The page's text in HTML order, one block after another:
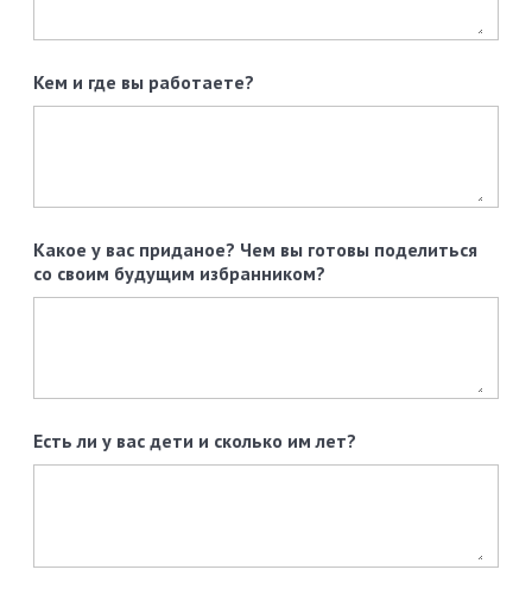
Кем и где вы работаете?
Какое у вас приданое? Чем вы готовы поделиться
со своим будущим избранником?
Есть ли у вас дети и сколько им лет?